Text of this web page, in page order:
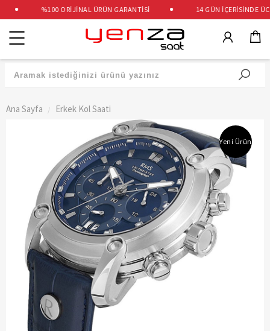
%100 ORİJİNAL ÜRÜN GARANTİSİ 14 GÜN İÇERİSİNDE
Kategoriler
Ana Sayfa Erkek Kol Saati
Yeni Ürün